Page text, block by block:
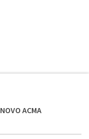
ACMA